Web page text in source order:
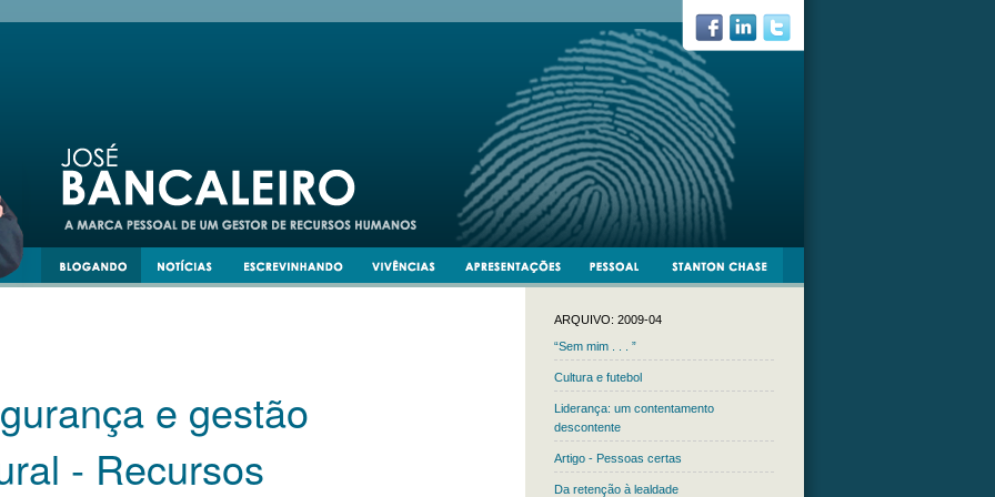
e gestão
- Recursos
ARQUIVO: 2009-04
“Sem mim . . . ”
Cultura e futebol
Liderança: um contentamento
descontente
Artigo - Pessoas certas
Da retenção à lealdade